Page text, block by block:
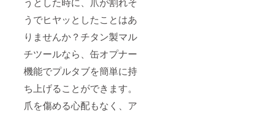
うでヒヤッとしたことはあ
りませんか？チタン製マル
チツールなら、缶オプナー
機能でプルタブを簡単に持
ち上げることができます。
爪を傷める心配もなく、ア